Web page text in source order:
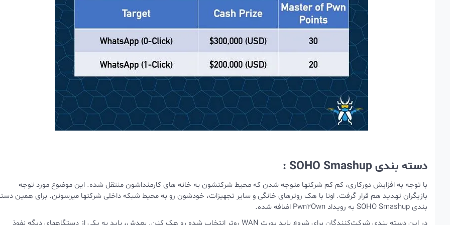
دسته بندی SOHO Smashup :
با توجه به افزایش دورکاری، کم کم شرکتها متوجه شدن که محیط شرکتشون به خانه های کارمنداشون منتقل شده. این موضوع مورد توجه
بازیگران تهدید هم قرار گرفت. اونا با هک روترهای خانگی و سایر تجهیزات، خودشون رو به محیط شبکه داخلی شرکتها میرسونن. برای همین
بندی SOHO Smashup به رویداد Pwn2Own اضافه شده.